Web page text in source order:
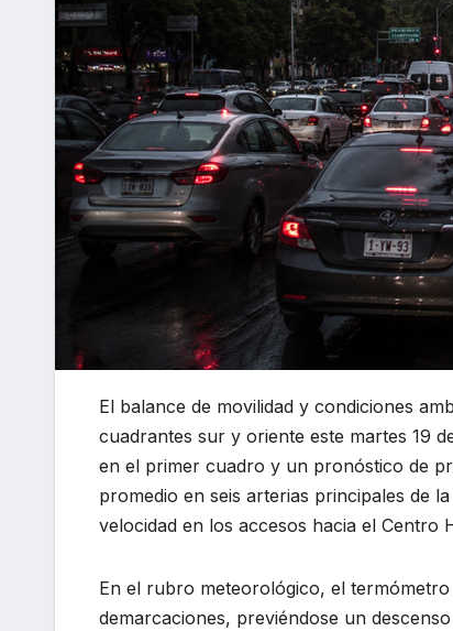
El balance de movilidad y condiciones
cuadrantes sur y oriente este martes 19
en el primer cuadro y un pronóstico de
promedio en seis arterias principales de
velocidad en los accesos hacia el Centro
En el rubro meteorológico, el
demarcaciones, previéndose un